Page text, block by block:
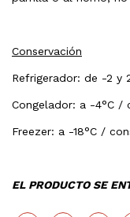
Conservación
Refrigerador: de -2 y
Congelador: a -4°C /
Freezer: a -18°C /
EL PRODUCTO SE